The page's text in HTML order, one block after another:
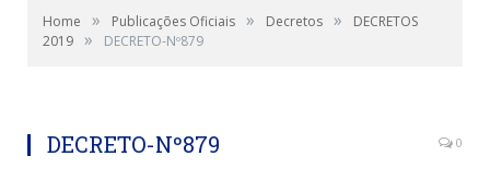
Home » Publicações Oficiais » Decretos »
DECRETOS
2019 » DECRETO-Nº879
DECRETO-Nº879 0